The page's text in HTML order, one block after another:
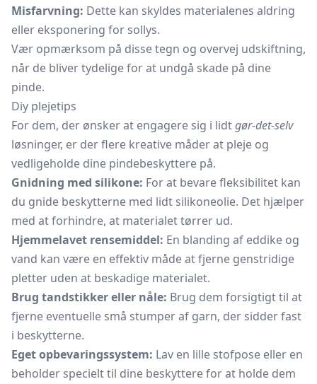
Misfarvning: Dette kan skyldes materialenes aldring
eller eksponering for sollys.
Vær opmærksom på disse tegn og overvej udskiftning,
når de bliver tydelige for at undgå skade på dine
pinde.
Diy plejetips
For dem, der ønsker at engagere sig i lidtgør-det-selv
løsninger, er der flere kreative måder at pleje og
vedligeholde dine pindebeskyttere på.
Gnidning med silikone: For at bevare fleksibilitet kan
du gnide beskytterne med lidt silikoneolie. Det hjælper
med at forhindre, at materialet tørrer ud.
Hjemmelavet rensemiddel: En blanding af eddike og
vand kan være en effektiv måde at fjerne genstridige
pletter uden at beskadige materialet.
Brug tandstikker eller nåle: Brug dem forsigtigt til at
fjerne eventuelle små stumper af garn, der sidder fast
i beskytterne.
Eget opbevaringssystem: Lav en lille stofpose eller en
beholder specielt til dine beskyttere for at holde dem